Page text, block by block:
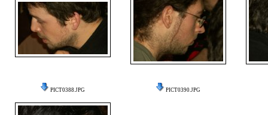
PICT0388.JPG PICT0390.JPG